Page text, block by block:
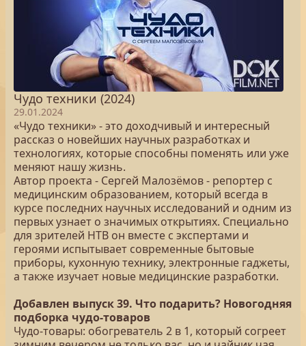
Чудо техники (2024)
29.01.2024
«Чудо техники» - это доходчивый и интересный
рассказ о новейших научных разработках и
технологиях, которые способны поменять или уже
меняют нашу жизнь.
Автор проекта - Сергей Малозёмов - репортер с
медицинским образованием, который всегда в
курсе последних научных исследований и одним из
первых узнает о значимых открытиях. Специально
для зрителей НТВ он вместе с экспертами и
героями испытывает современные бытовые
приборы, кухонную технику, электронные гаджеты,
а также изучает новые медицинские разработки.
Добавлен выпуск 39. Что подарить? Новогодняя
подборка чудо-товаров
Чудо-товары: обогреватель 2 в 1, который согреет